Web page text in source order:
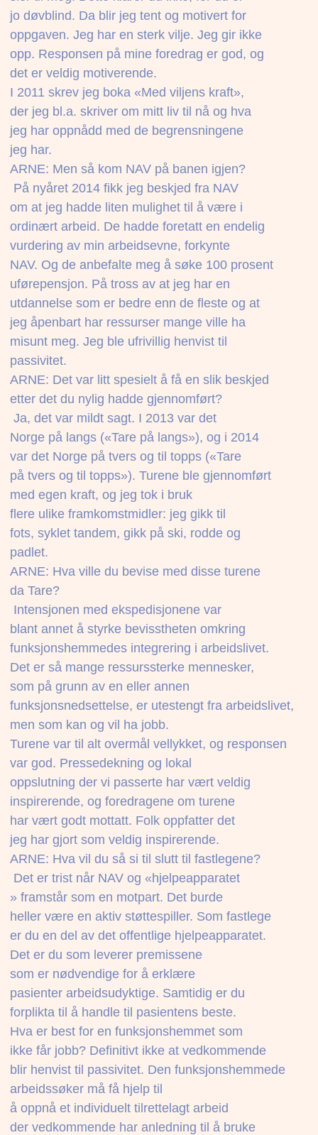
jo døvblind. Da blir jeg tent og motivert for
oppgaven. Jeg har en sterk vilje. Jeg gir ikke
opp. Responsen på mine foredrag er god, og
det er veldig motiverende.
I 2011 skrev jeg boka «Med viljens kraft»,
der jeg bl.a. skriver om mitt liv til nå og hva
jeg har oppnådd med de begrensningene
jeg har.
ARNE: Men så kom NAV på banen igjen?
 På nyåret 2014 fikk jeg beskjed fra NAV
om at jeg hadde liten mulighet til å være i
ordinært arbeid. De hadde foretatt en endelig
vurdering av min arbeidsevne, forkynte
NAV. Og de anbefalte meg å søke 100 prosent
uførepensjon. På tross av at jeg har en
utdannelse som er bedre enn de fleste og at
jeg åpenbart har ressurser mange ville ha
misunt meg. Jeg ble ufrivillig henvist til
passivitet.
ARNE: Det var litt spesielt å få en slik beskjed
etter det du nylig hadde gjennomført?
 Ja, det var mildt sagt. I 2013 var det
Norge på langs («Tare på langs»), og i 2014
var det Norge på tvers og til topps («Tare
på tvers og til topps»). Turene ble gjennomført
med egen kraft, og jeg tok i bruk
flere ulike framkomstmidler: jeg gikk til
fots, syklet tandem, gikk på ski, rodde og
padlet.
ARNE: Hva ville du bevise med disse turene
da Tare?
 Intensjonen med ekspedisjonene var
blant annet å styrke bevisstheten omkring
funksjonshemmedes integrering i arbeidslivet.
Det er så mange ressurssterke mennesker,
som på grunn av en eller annen
funksjonsnedsettelse, er utestengt fra arbeidslivet,
men som kan og vil ha jobb.
Turene var til alt overmål vellykket, og responsen
var god. Pressedekning og lokal
oppslutning der vi passerte har vært veldig
inspirerende, og foredragene om turene
har vært godt mottatt. Folk oppfatter det
jeg har gjort som veldig inspirerende.
ARNE: Hva vil du så si til slutt til fastlegene?
 Det er trist når NAV og «hjelpeapparatet
» framstår som en motpart. Det burde
heller være en aktiv støttespiller. Som fastlege
er du en del av det offentlige hjelpeapparatet.
Det er du som leverer premissene
som er nødvendige for å erklære
pasienter arbeidsudyktige. Samtidig er du
forplikta til å handle til pasientens beste.
Hva er best for en funksjonshemmet som
ikke får jobb? Definitivt ikke at vedkommende
blir henvist til passivitet. Den funksjonshemmede
arbeidssøker må få hjelp til
å oppnå et individuelt tilrettelagt arbeid
der vedkommende har anledning til å bruke